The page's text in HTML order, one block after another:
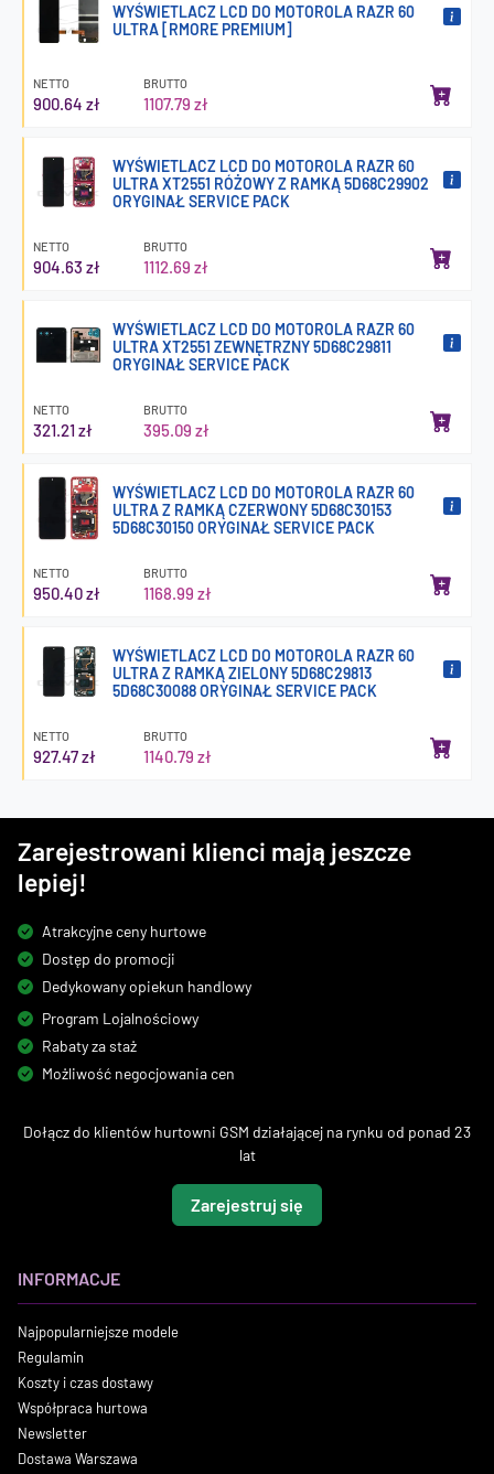
WYŚWIETLACZ LCD DO MOTOROLA RAZR 60
ULTRA [RMORE PREMIUM]
NETTO
900.64 zł
BRUTTO
1107.79 zł
WYŚWIETLACZ LCD DO MOTOROLA RAZR 60
ULTRA XT2551 RÓŻOWY Z RAMKĄ 5D68C29902
ORYGINAŁ SERVICE PACK
NETTO
904.63 zł
BRUTTO
1112.69 zł
WYŚWIETLACZ LCD DO MOTOROLA RAZR 60
ULTRA XT2551 ZEWNĘTRZNY 5D68C29811
ORYGINAŁ SERVICE PACK
NETTO
321.21 zł
BRUTTO
395.09 zł
WYŚWIETLACZ LCD DO MOTOROLA RAZR 60
ULTRA Z RAMKĄ CZERWONY 5D68C30153
5D68C30150 ORYGINAŁ SERVICE PACK
NETTO
950.40 zł
BRUTTO
1168.99 zł
WYŚWIETLACZ LCD DO MOTOROLA RAZR 60
ULTRA Z RAMKĄ ZIELONY 5D68C29813
5D68C30088 ORYGINAŁ SERVICE PACK
NETTO
927.47 zł
BRUTTO
1140.79 zł
Zarejestrowani klienci mają jeszcze
lepiej!
Atrakcyjne ceny hurtowe
Dostęp do promocji
Dedykowany opiekun handlowy
Program Lojalnościowy
Rabaty za staż
Możliwość negocjowania cen
Dołącz do klientów hurtowni GSM działającej na rynku od ponad 23
lat
Zarejestruj się
INFORMACJE
Najpopularniejsze modele
Regulamin
Koszty i czas dostawy
Współpraca hurtowa
Newsletter
Dostawa Warszawa